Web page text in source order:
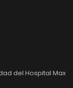
del Hospital Max